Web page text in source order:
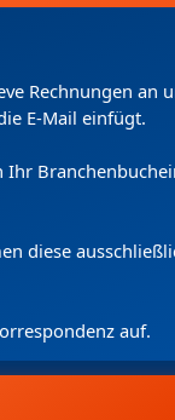
Copyright(c) 2024
Rechnungen
E-Mail einfügt.
diese
auf.